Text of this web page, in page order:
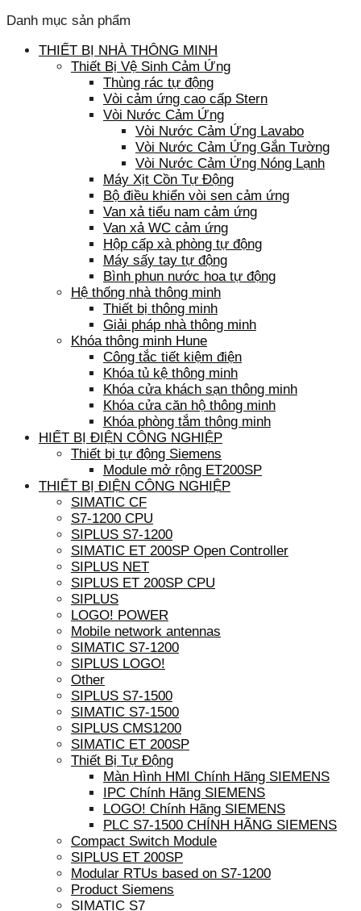
Danh mục sản phẩm
THIẾT BỊ NHÀ THÔNG MINH
Thiết Bị Vệ Sinh Cảm Ứng
Thùng rác tự động
Vòi cảm ứng cao cấp Stern
Vòi Nước Cảm Ứng
Vòi Nước Cảm Ứng Lavabo
Vòi Nước Cảm Ứng Gắn Tường
Vòi Nước Cảm Ứng Nóng Lạnh
Máy Xịt Cồn Tự Động
Bộ điều khiển vòi sen cảm ứng
Van xả tiểu nam cảm ứng
Van xả WC cảm ứng
Hộp cấp xà phòng tự động
Máy sấy tay tự động
Bình phun nước hoa tự động
Hệ thống nhà thông minh
Thiết bị thông minh
Giải pháp nhà thông minh
Khóa thông minh Hune
Công tắc tiết kiệm điện
Khóa tủ kệ thông minh
Khóa cửa khách sạn thông minh
Khóa cửa căn hộ thông minh
Khóa phòng tắm thông minh
HIẾT BỊ ĐIỆN CÔNG NGHIỆP
Thiết bị tự động Siemens
Module mở rộng ET200SP
THIẾT BỊ ĐIỆN CÔNG NGHIỆP
SIMATIC CF
S7-1200 CPU
SIPLUS S7-1200
SIMATIC ET 200SP Open Controller
SIPLUS NET
SIPLUS ET 200SP CPU
SIPLUS
LOGO! POWER
Mobile network antennas
SIMATIC S7-1200
SIPLUS LOGO!
Other
SIPLUS S7-1500
SIMATIC S7-1500
SIPLUS CMS1200
SIMATIC ET 200SP
Thiết Bị Tự Động
Màn Hình HMI Chính Hãng SIEMENS
IPC Chính Hãng SIEMENS
LOGO! Chính Hãng SIEMENS
PLC S7-1500 CHÍNH HÃNG SIEMENS
Compact Switch Module
SIPLUS ET 200SP
Modular RTUs based on S7-1200
Product Siemens
SIMATIC S7